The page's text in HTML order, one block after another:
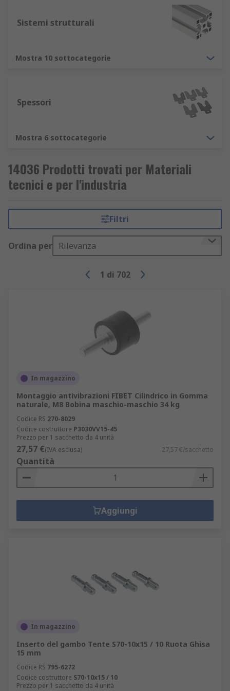
I materiali laminati sono disponibili in formato
standard o forati in una gamma di diverse misure.
come cerchi, esagoni, triangoli e molto altro
Sistemi strutturali
Mostra 10 sottocategorie
Spessori
Mostra 6 sottocategorie
14036 Prodotti trovati per Materiali
tecnici e per l'industria
Filtri
Ordina per Rilevanza
1 di 702
In magazzino
Montaggio antivibrazioni FIBET Cilindrico in Gomma
naturale, M8 Bobina maschio-maschio 34 kg
Codice RS 270-8029
Codice costruttore P3030VV15-45
Prezzo per 1 sacchetto da 4 unità
27,57 €(IVA esclusa) 27,57 €/sacchetto
Quantità
Aggiungi
In magazzino
Inserto del gambo Tente S70-10x15 / 10 Ruota Ghisa
15 mm
Codice RS 795-6272
Codice costruttore S70-10x15 / 10
Prezzo per 1 sacchetto da 4 unità